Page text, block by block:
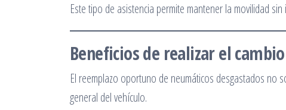
Este tipo de asistencia permite mantener la movilidad
Beneficios de realizar el
El reemplazo oportuno de neumáticos desgastados no
general del vehículo.